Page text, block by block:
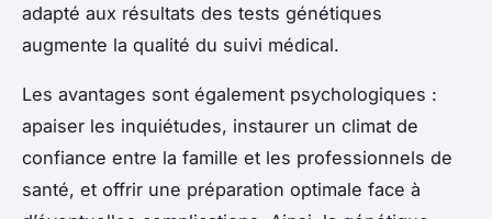
adapté aux résultats des tests génétiques
augmente la qualité du suivi médical.
Les avantages sont également psychologiques :
apaiser les inquiétudes, instaurer un climat de
confiance entre la famille et les professionnels de
santé, et offrir une préparation optimale face à